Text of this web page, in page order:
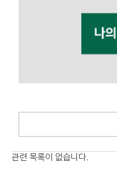
관련 목록이 없습니다.